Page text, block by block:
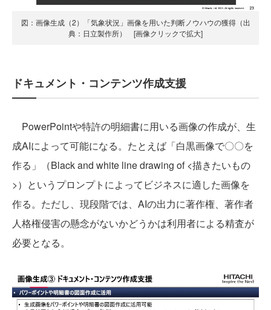
図：画像生成（2）「気象状況」画像を用いた判断ノウハウの獲得（出
典：日立製作所） [画像クリックで拡大]
ドキュメント・コンテンツ作成支援
PowerPointや特許の明細書に用いる画像の作成が、生
成AIによって可能になる。たとえば「白黒画像で〇〇を
作る」（Black and white line drawing of <描きたいもの
>）というプロンプトによってビジネスに適した画像を
作る。ただし、現段階では、AIの出力に著作権、著作者
人格権侵害の懸念がないかどうかは利用者による精査が
必要となる。